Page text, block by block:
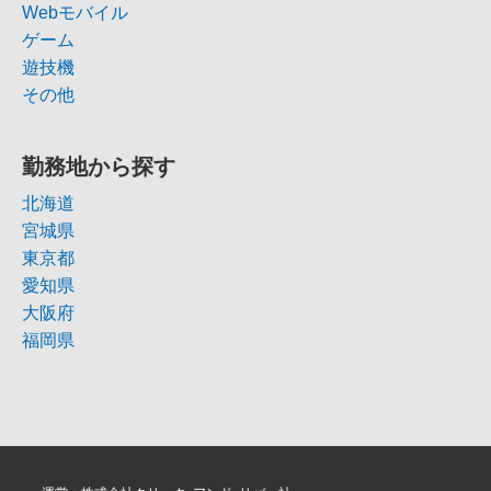
Webモバイル
ゲーム
遊技機
その他
勤務地から探す
北海道
宮城県
東京都
愛知県
大阪府
福岡県